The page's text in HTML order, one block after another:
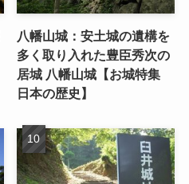
八幡山城：安土城の遺構を
多く取り入れた豊臣秀次の
居城 八幡山城【お城特集
日本の歴史】